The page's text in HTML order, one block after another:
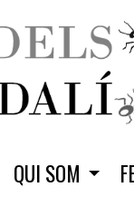
QUI SOM